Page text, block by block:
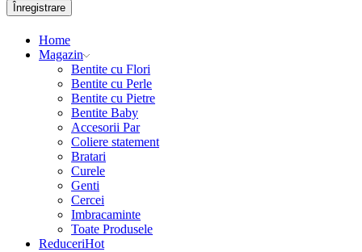
Înregistrare
Home
Magazin
Bentite cu Flori
Bentite cu Perle
Bentite cu Pietre
Bentite Baby
Accesorii Par
Coliere statement
Bratari
Curele
Genti
Cercei
Imbracaminte
Toate Produsele
ReduceriHot